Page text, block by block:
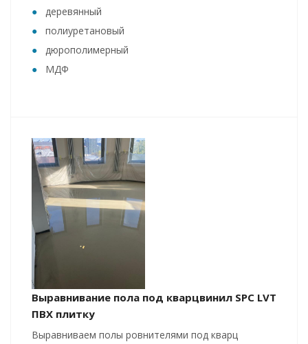
деревянный
полиуретановый
дюрополимерный
МДФ
Выравнивание пола под кварцвинил SPC LVT
ПВХ плитку
Выравниваем полы ровнителями под кварц